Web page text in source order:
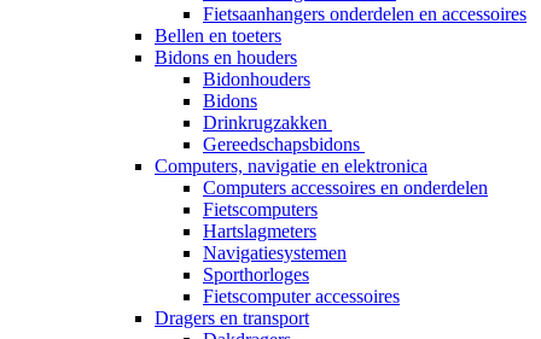
Fietsaanhangers onderdelen en accessoires
Bellen en toeters
Bidons en houders
Bidonhouders
Bidons
Drinkrugzakken
Gereedschapsbidons
Computers, navigatie en elektronica
Computers accessoires en onderdelen
Fietscomputers
Hartslagmeters
Navigatiesystemen
Sporthorloges
Fietscomputer accessoires
Dragers en transport